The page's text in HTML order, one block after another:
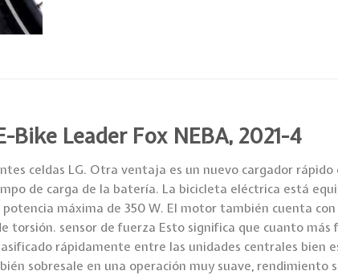
Bike Leader Fox NEBA, 2021-4
celdas LG. Otra ventaja es un nuevo cargador
de carga de la batería. La bicicleta eléctrica está
máxima de 350 W. El motor también cuenta
sensor de fuerza Esto significa que cuanto más
rápidamente entre las unidades centrales bien
sobresale en una operación muy suave, rendimiento